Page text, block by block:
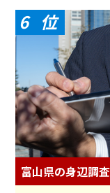
6
富山県の身辺調